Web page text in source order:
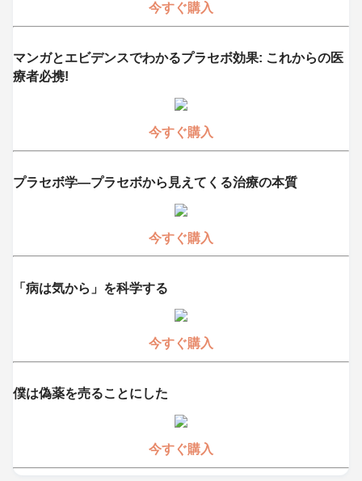
今すぐ購入
マンガとエビデンスでわかるプラセボ効果: これからの医
療者必携!
今すぐ購入
プラセボ学―プラセボから見えてくる治療の本質
今すぐ購入
「病は気から」を科学する
今すぐ購入
僕は偽薬を売ることにした
今すぐ購入